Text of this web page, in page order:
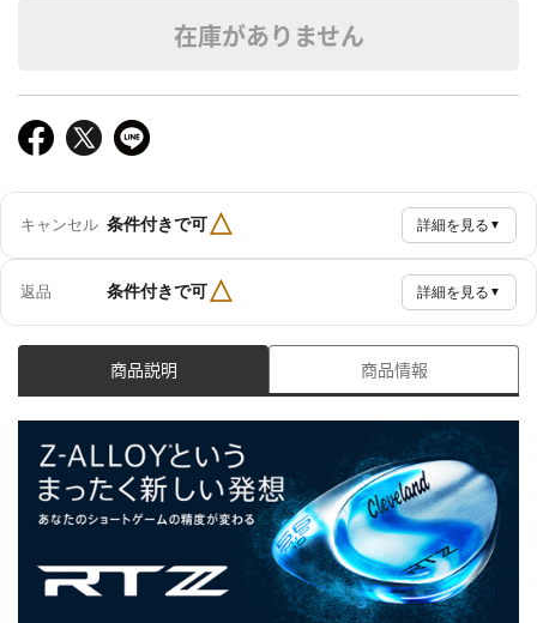
在庫がありません
キャンセル 条件付きで可△ 詳細を見る ▼
返品 条件付きで可△ 詳細を見る ▼
商品説明 商品情報